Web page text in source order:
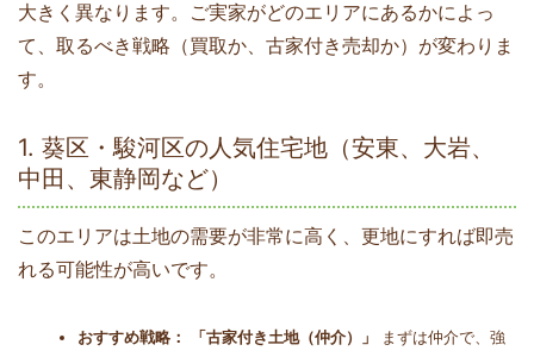
大きく異なります。ご実家がどのエリアにあるかによっ
て、取るべき戦略（買取か、古家付き売却か）が変わりま
す。
1. 葵区・駿河区の人気住宅地（安東、大岩、
中田、東静岡など）
このエリアは土地の需要が非常に高く、更地にすれば即売
れる可能性が高いです。
おすすめ戦略： 「古家付き土地（仲介）」
まずは仲介で、強